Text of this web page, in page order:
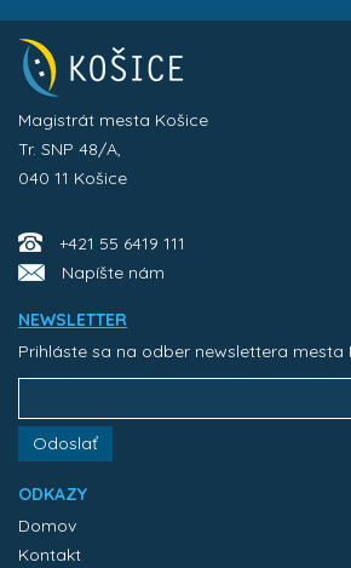
Magistrát mesta Košice
Tr. SNP 48/A,
040 11 Košice
+421 55 6419 111
Napíšte nám
NEWSLETTER
Prihláste sa na odber newslettera mesta
Odoslať
ODKAZY
Domov
Kontakt